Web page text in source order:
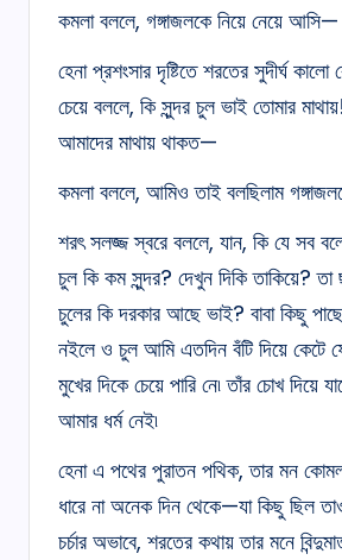
কমলা বললে, গঙ্গাজলকে নিয়ে নেয়ে আসি—
হেনা প্রশংসার দৃষ্টিতে শরতের সুদীর্ঘ কালো
চেয়ে বললে, কি সুন্দর চুল ভাই তোমার
আমাদের মাথায় থাকত—
কমলা বললে, আমিও তাই বলছিলাম
শরৎ সলজ্জ স্বরে বললে, যান, কি যে সব
চুল কি কম সুন্দর? দেখুন দিকি তাকিয়ে? তা
চুলের কি দরকার আছে ভাই? বাবা কিছু
নইলে ও চুল আমি এতদিন বঁটি দিয়ে কেটে
মুখের দিকে চেয়ে পারি নে৷ তাঁর চোখ দিয়ে
আমার ধর্ম নেই৷
হেনা এ পথের পুরাতন পথিক, তার মন
ধারে না অনেক দিন থেকে—যা কিছু ছিল
চর্চার অভাবে, শরতের কথায় তার মনে